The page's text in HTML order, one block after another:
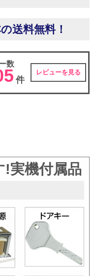
送料無料！
数
件
レビューを見る
!実機付属品